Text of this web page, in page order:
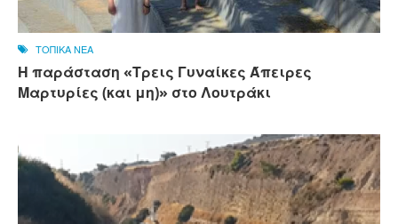
ΤΟΠΙΚΑ ΝΕΑ
Η παράσταση «Τρεις Γυναίκες Άπειρες
Μαρτυρίες (και μη)» στο Λουτράκι